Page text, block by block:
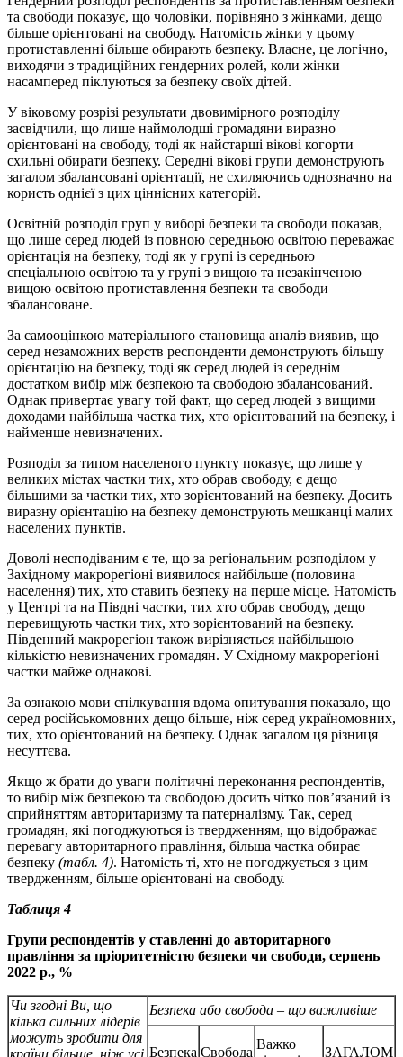
та свободи показує, що чоловіки, порівняно з жінками, дещо
більше орієнтовані на свободу. Натомість жінки у цьому
протиставленні більше обирають безпеку. Власне, це логічно,
виходячи з традиційних гендерних ролей, коли жінки
насамперед піклуються за безпеку своїх дітей.
У віковому розрізі результати двовимірного розподілу
засвідчили, що лише наймолодші громадяни виразно
орієнтовані на свободу, тоді як найстарші вікові когорти
схильні обирати безпеку. Середні вікові групи демонструють
загалом збалансовані орієнтації, не схиляючись однозначно на
користь однієї з цих ціннісних категорій.
Освітній розподіл груп у виборі безпеки та свободи показав,
що лише серед людей із повною середньою освітою переважає
орієнтація на безпеку, тоді як у групі із середньою
спеціальною освітою та у групі з вищою та незакінченою
вищою освітою протиставлення безпеки та свободи
збалансоване.
За самооцінкою матеріального становища аналіз виявив, що
серед незаможних верств респонденти демонструють більшу
орієнтацію на безпеку, тоді як серед людей із середнім
достатком вибір між безпекою та свободою збалансований.
Однак привертає увагу той факт, що серед людей з вищими
доходами найбільша частка тих, хто орієнтований на безпеку, і
найменше невизначених.
Розподіл за типом населеного пункту показує, що лише у
великих містах частки тих, хто обрав свободу, є дещо
більшими за частки тих, хто зорієнтований на безпеку. Досить
виразну орієнтацію на безпеку демонструють мешканці малих
населених пунктів.
Доволі несподіваним є те, що за регіональним розподілом у
Західному макрорегіоні виявилося найбільше (половина
населення) тих, хто ставить безпеку на перше місце. Натомість
у Центрі та на Півдні частки, тих хто обрав свободу, дещо
перевищують частки тих, хто зорієнтований на безпеку.
Південний макрорегіон також вирізняється найбільшою
кількістю невизначених громадян. У Східному макрорегіоні
частки майже однакові.
За ознакою мови спілкування вдома опитування показало, що
серед російськомовних дещо більше, ніж серед україномовних,
тих, хто орієнтований на безпеку. Однак загалом ця різниця
несуттєва.
Якщо ж брати до уваги політичні переконання респондентів,
то вибір між безпекою та свободою досить чітко пов’язаний із
сприйняттям авторитаризму та патерналізму. Так, серед
громадян, які погоджуються із твердженням, що відображає
перевагу авторитарного правління, більша частка обирає
безпеку (табл. 4). Натомість ті, хто не погоджується з цим
твердженням, більше орієнтовані на свободу.
Таблиця 4
Групи респондентів у ставленні до авторитарного
правління за пріоритетністю безпеки чи свободи, серпень
2022 р., %
Чи згодні Ви, що
кілька сильних лідерів
можуть зробити для
Безпека або свобода – що важливіше
Безпека Свобода
Важко
ЗАГАЛОМ